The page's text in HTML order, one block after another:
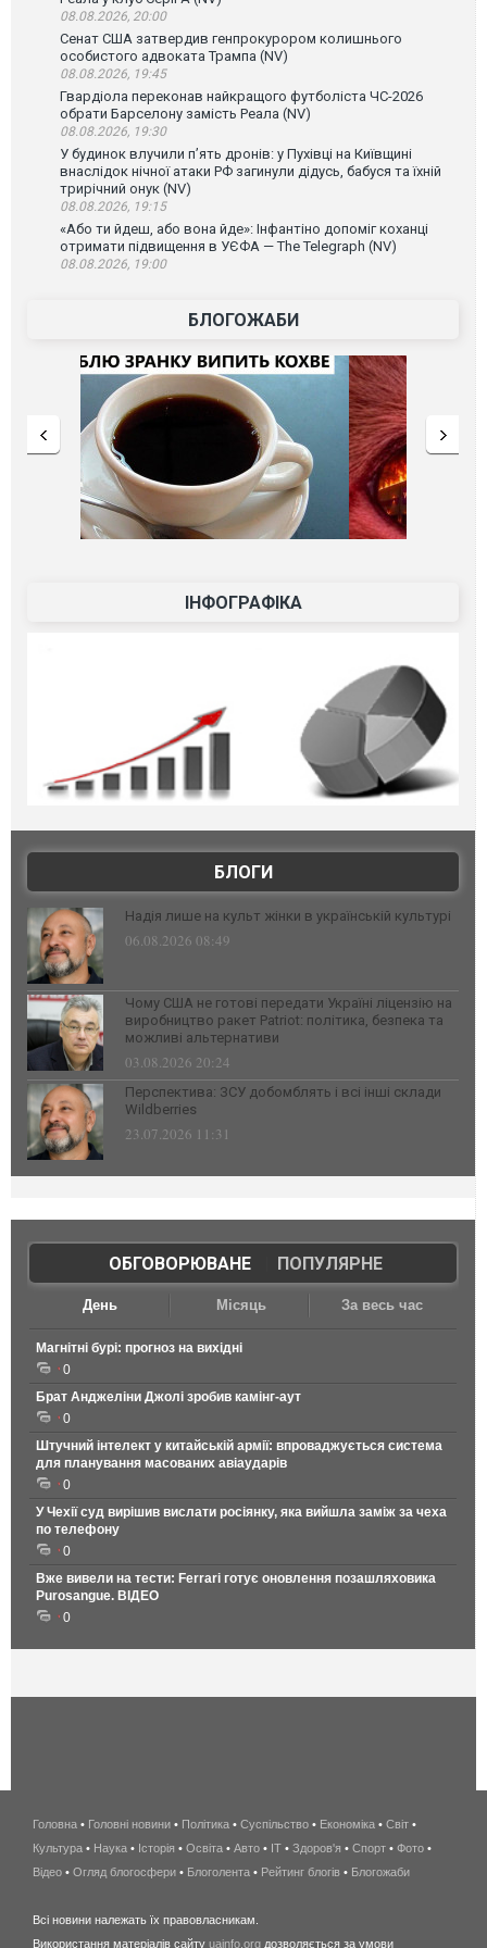
08.08.2026, 20:00
Сенат США затвердив генпрокурором колишнього
особистого адвоката Трампа (NV)
08.08.2026, 19:45
Гвардіола переконав найкращого футболіста ЧС-2026
обрати Барселону замість Реала (NV)
08.08.2026, 19:30
У будинок влучили п’ять дронів: у Пухівці на Київщині
внаслідок нічної атаки РФ загинули дідусь, бабуся та їхній
трирічний онук (NV)
08.08.2026, 19:15
«Або ти йдеш, або вона йде»: Інфантіно допоміг коханці
отримати підвищення в УЄФА — The Telegraph (NV)
08.08.2026, 19:00
БЛОГОЖАБИ
ІНФОГРАФІКА
БЛОГИ
Надія лише на культ жінки в українській культурі
06.08.2026 08:49
Чому США не готові передати Україні ліцензію на
виробництво ракет Patriot: політика, безпека та
можливі альтернативи
03.08.2026 20:24
Перспектива: ЗСУ добомблять і всі інші склади
Wildberries
23.07.2026 11:31
ОБГОВОРЮВАНЕ| ПОПУЛЯРНЕ
День Місяць За весь час
Магнітні бурі: прогноз на вихідні
0
Брат Анджеліни Джолі зробив камінг-аут
0
Штучний інтелект у китайській армії: впроваджується система
для планування масованих авіаударів
0
У Чехії суд вирішив вислати росіянку, яка вийшла заміж за чеха
по телефону
0
Вже вивели на тести: Ferrari готує оновлення позашляховика
Purosangue. ВІДЕО
0
беспроводной
интернет
киев
wimax
Головна • Головні новини • Політика • Суспільство • Економіка • Світ •
Культура • Наука • Історія • Освіта • Авто • IT • Здоров'я • Спорт • Фото •
Відео • Огляд блогосфери • Блоголента • Рейтинг блогів • Блогожаби
Всі новини належать їх правовласникам.
Використання матеріалів сайту uainfo.org дозволяється за умови